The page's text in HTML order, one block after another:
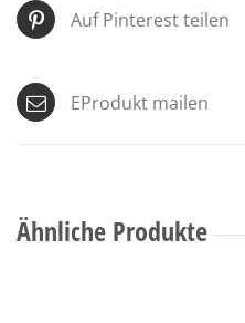
Auf Pinterest teilen
EProdukt mailen
Ähnliche Produkte